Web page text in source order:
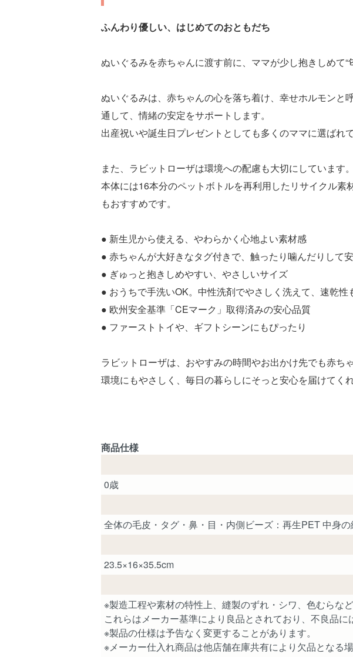
ふんわり優しい、はじめてのおともだち
ぬいぐるみを赤ちゃんに渡す前に、ママが少し抱きしめて
ぬいぐるみは、赤ちゃんの心を落ち着け、幸せホルモン
通して、情緒の安定をサポートします。
出産祝いや誕生日プレゼントとしても多くのママに選ばれ
また、ラビットローザは環境への配慮も大切にしています。
本体には16本分のペットボトルを再利用したリサイクル
もおすすめです。
● 新生児から使える、やわらかく心地よい素材感
● 赤ちゃんが大好きなタグ付きで、触ったり噛んだりして
● ぎゅっと抱きしめやすい、やさしいサイズ
● おうちで手洗いOK。中性洗剤でやさしく洗えて、速乾
● 欧州安全基準「CEマーク」取得済みの安心品質
● ファーストトイや、ギフトシーンにもぴったり
ラビットローザは、おやすみの時間やお出かけ先でも赤ち
環境にもやさしく、毎日の暮らしにそっと安心を届けてくれ
商品仕様
0歳
全体の毛皮・タグ・鼻・目・内側ビーズ：再生PET 中身
23.5×16×35.5cm
※製造工程や素材の特性上、縫製のずれ・シワ、色むらな
これらはメーカー基準により良品とされており、不良品
※製品の仕様は予告なく変更することがあります。
※メーカー仕入れ商品は他店舗在庫共有により欠品となる場